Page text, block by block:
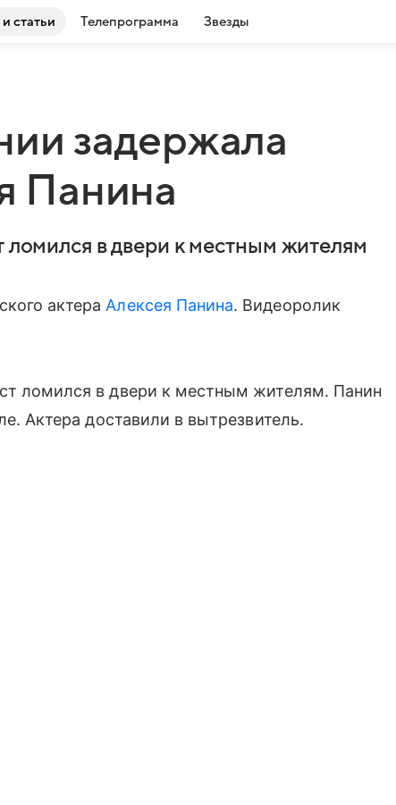
статьи Телепрограмма Звезды
задержала
Панина
в двери к местным жителям
актера Алексея Панина. Видеоролик
ломился в двери к местным жителям. Панин
Актера доставили в вытрезвитель.